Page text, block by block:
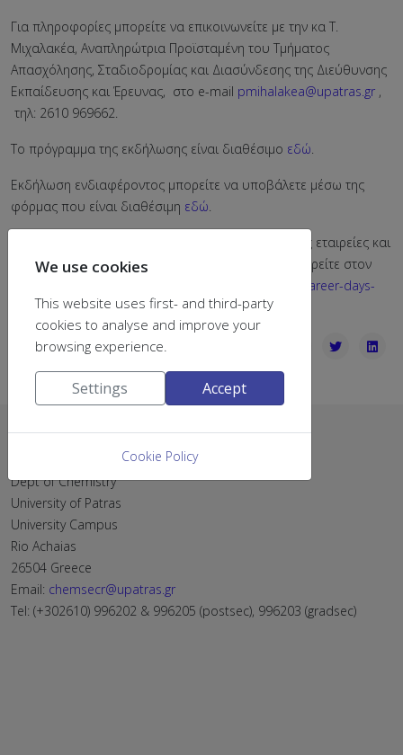
Για πληροφορίες μπορείτε να επικοινωνείτε με την κα T.
Μιχαλακέα, Αναπληρώτρια Προϊσταμένη του Τμήματος
Απασχόλησης, Σταδιοδρομίας και Διασύνδεσης της Διεύθυνσης
Εκπαίδευσης και Έρευνας, στο e-mail pmihalakea@upatras.gr ,
τηλ: 2610 969662.
Το πρόγραμμα της εκδήλωσης είναι διαθέσιμο εδώ.
Εκδήλωση ενδιαφέροντος μπορείτε να υποβάλετε μέσω της
φόρμας που είναι διαθέσιμη εδώ.
Πληροφορίες για την εκδήλωση, τις συμμετέχουσες εταιρείες και
τους συνδέσμους παρακολούθησης μπορείτε να βρείτε στον
https://www.cais.upatras.gr/career-days-
page
Contact
Dept of Chemistry
University of Patras
University Campus
Rio Achaias
26504 Greece
Email: chemsecr@upatras.gr
Tel: (+302610) 996202 & 996205 (postsec), 996203 (gradsec)
We use cookies
This website uses first- and third-party
cookies to analyse and improve your
browsing experience.
Settings Accept
Cookie Policy